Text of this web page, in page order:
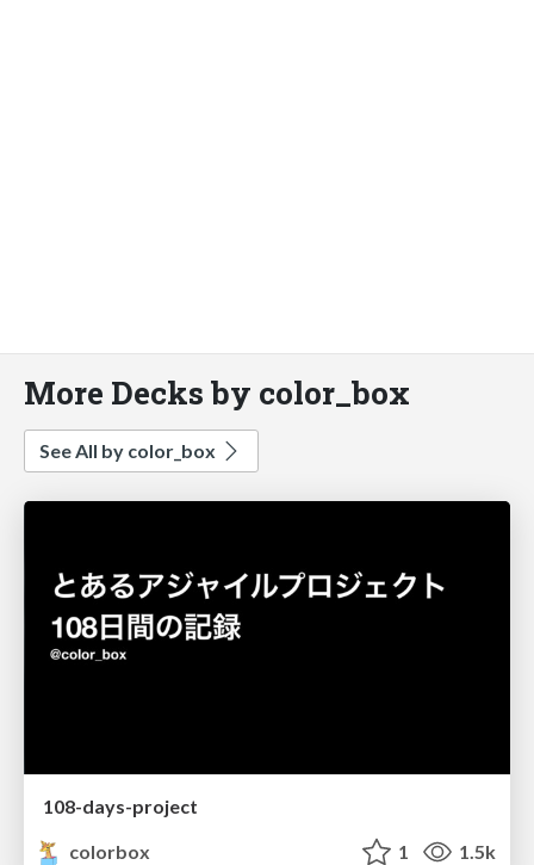
More Decks by color_box
See All by color_box
108-days-project
colorbox
1 1.5k